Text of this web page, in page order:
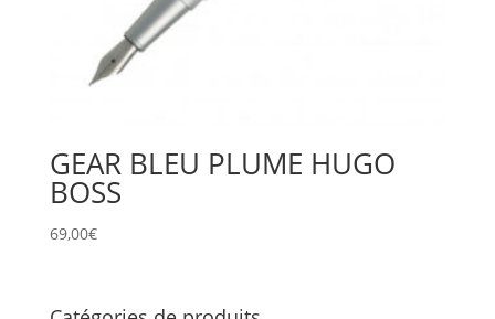
GEAR BLEU PLUME HUGO
BOSS
69,00€